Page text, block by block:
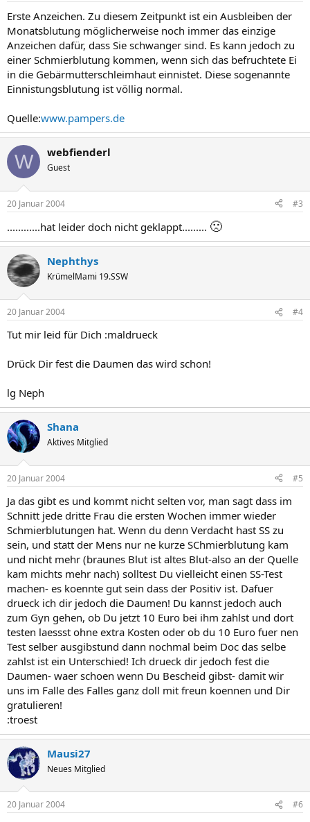
Erste Anzeichen. Zu diesem Zeitpunkt ist ein Ausbleiben der
Monatsblutung möglicherweise noch immer das einzige
Anzeichen dafür, dass Sie schwanger sind. Es kann jedoch zu
einer Schmierblutung kommen, wenn sich das befruchtete Ei
in die Gebärmutterschleimhaut einnistet. Diese sogenannte
Einnistungsblutung ist völlig normal.
Quelle:www.pampers.de
W webfienderl
Guest
20 Januar 2004 #3
............hat leider doch nicht geklappt......... 🙁
Nephthys
KrümelMami 19.SSW
20 Januar 2004 #4
Tut mir leid für Dich :maldrueck
Drück Dir fest die Daumen das wird schon!
lg Neph
Shana
Aktives Mitglied
20 Januar 2004 #5
Ja das gibt es und kommt nicht selten vor, man sagt dass im
Schnitt jede dritte Frau die ersten Wochen immer wieder
Schmierblutungen hat. Wenn du denn Verdacht hast SS zu
sein, und statt der Mens nur ne kurze SChmierblutung kam
und nicht mehr (braunes Blut ist altes Blut-also an der Quelle
kam michts mehr nach) solltest Du vielleicht einen SS-Test
machen- es koennte gut sein dass der Positiv ist. Dafuer
drueck ich dir jedoch die Daumen! Du kannst jedoch auch
zum Gyn gehen, ob Du jetzt 10 Euro bei ihm zahlst und dort
testen laessst ohne extra Kosten oder ob du 10 Euro fuer nen
Test selber ausgibstund dann nochmal beim Doc das selbe
zahlst ist ein Unterschied! Ich drueck dir jedoch fest die
Daumen- waer schoen wenn Du Bescheid gibst- damit wir
uns im Falle des Falles ganz doll mit freun koennen und Dir
gratulieren!
:troest
Mausi27
Neues Mitglied
20 Januar 2004 #6